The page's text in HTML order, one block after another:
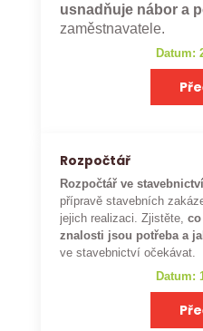
usnadňuje nábor a
zaměstnavatele.
Datum:
Rozpočtář
Rozpočtář ve stavebnictví
přípravě stavebních
jejich realizaci. Zjistěte,
znalosti jsou potřeba a
ve stavebnictví očekávat.
Datum: